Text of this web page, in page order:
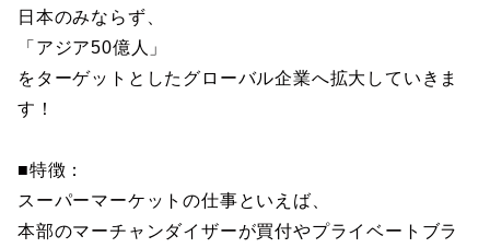
日本のみならず、
「アジア50億人」
をターゲットとしたグローバル企業へ拡大していきま
す！
■特徴：
スーパーマーケットの仕事といえば、
本部のマーチャンダイザーが買付やプライベートブラ